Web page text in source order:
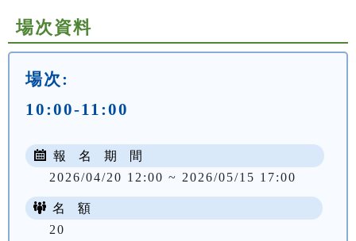
場次資料
場次:
10:00-11:00
報 名 期 間
2026/04/20 12:00 ~ 2026/05/15 17:00
名 額
20